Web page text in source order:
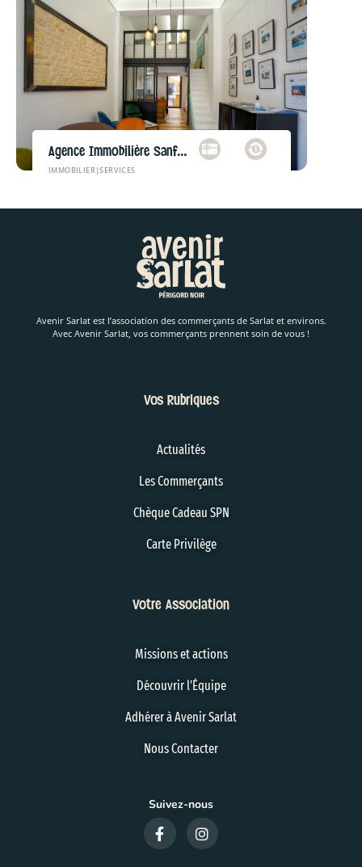
Agence Immobilière Sanfourche Peiro
IMMOBILIER|SERVICES
Avenir Sarlat est l’association des commerçants de Sarlat et environs.
Avec Avenir Sarlat, vos commerçants prennent soin de vous !
Vos Rubriques
Actualités
Les Commerçants
Chèque Cadeau SPN
Carte Privilège
Votre Association
Missions et actions
Découvrir l'Équipe
Adhérer à Avenir Sarlat
Nous Contacter
Suivez-nous